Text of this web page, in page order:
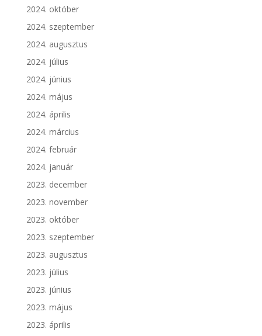
2024. október
2024. szeptember
2024. augusztus
2024. július
2024. június
2024. május
2024. április
2024. március
2024. február
2024. január
2023. december
2023. november
2023. október
2023. szeptember
2023. augusztus
2023. július
2023. június
2023. május
2023. április